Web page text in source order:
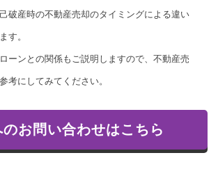
破産時の不動産売却のタイミングによる違い
す。
ーンとの関係もご説明しますので、不動産売
考にしてみてください。
お問い合わせはこちら